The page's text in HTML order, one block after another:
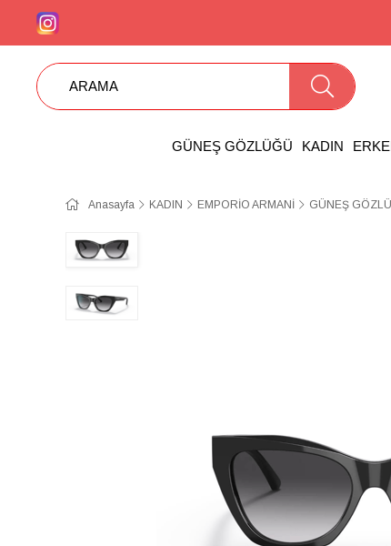
GÜNEŞ GÖZLÜĞÜ KADIN
Anasayfa KADIN EMPORİO ARMANİ GÜNEŞ